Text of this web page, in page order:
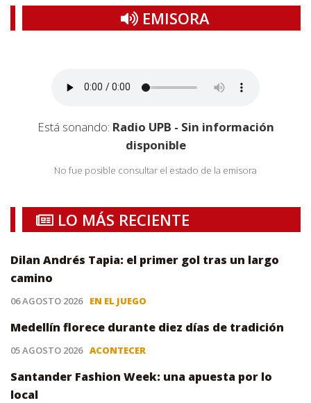
EMISORA
Está sonando: Radio UPB - Sin información
disponible
No fue posible consultar el estado de la emisora
LO MÁS RECIENTE
Dilan Andrés Tapia: el primer gol tras un largo
camino
06 AGOSTO 2026 EN EL JUEGO
Medellín florece durante diez días de tradición
05 AGOSTO 2026 ACONTECER
Santander Fashion Week: una apuesta por lo
local